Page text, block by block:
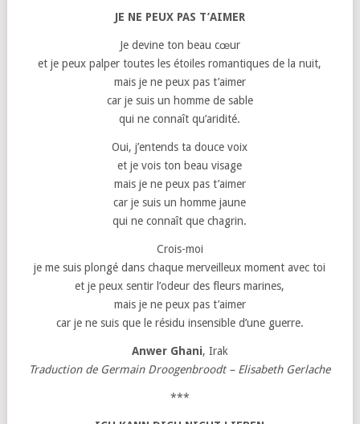
JE NE PEUX PAS T’AIMER
Je devine ton beau cœur
et je peux palper toutes les étoiles romantiques de la nuit,
mais je ne peux pas t’aimer
car je suis un homme de sable
qui ne connaît qu’aridité.
Oui, j’entends ta douce voix
et je vois ton beau visage
mais je ne peux pas t’aimer
car je suis un homme jaune
qui ne connaît que chagrin.
Crois-moi
je me suis plongé dans chaque merveilleux moment avec toi
et je peux sentir l’odeur des fleurs marines,
mais je ne peux pas t’aimer
car je ne suis que le résidu insensible d’une guerre.
Anwer Ghani, Irak
Traduction de Germain Droogenbroodt – Elisabeth Gerlache
***